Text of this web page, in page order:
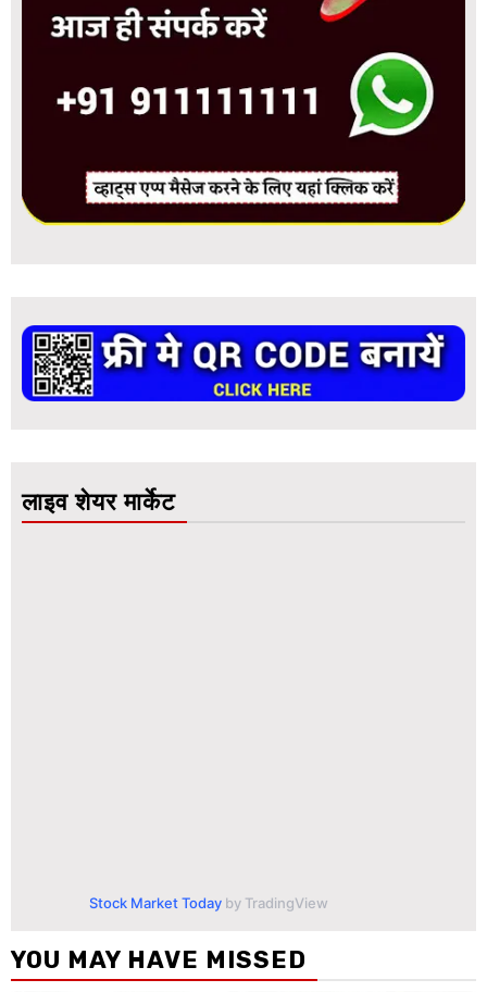
लाइव शेयर मार्केट
Stock Market Today by TradingView
YOU MAY HAVE MISSED